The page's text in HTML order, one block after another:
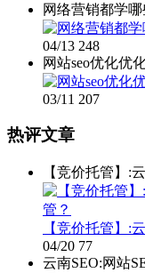
网络营销都学哪
04/13 248
网站seo优化优
03/11 207
热评文章
【竞价托管】:
【竞价托管】:
04/20 77
云南SEO:网站